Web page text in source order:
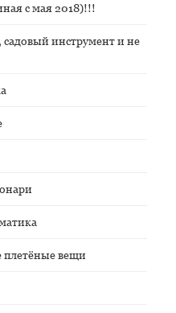
с мая 2018)!!!
инструмент и не
вещи